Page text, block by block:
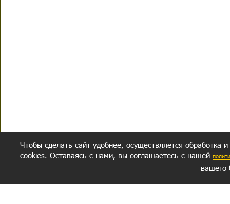
Чтобы сделать сайт удобнее, осуществляется обработка
cookies. Оставаясь с нами, вы соглашаетесь с нашей
вашего